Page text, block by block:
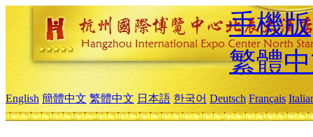
手機版
繁體
English 簡體中文 繁體中文 日本語 한국어 Deutsch Français